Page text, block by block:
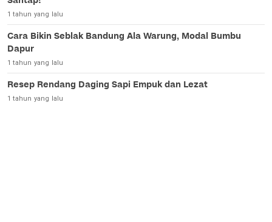
1 tahun yang lalu
Cara Bikin Seblak Bandung Ala Warung, Modal Bumbu
Dapur
1 tahun yang lalu
Resep Rendang Daging Sapi Empuk dan Lezat
1 tahun yang lalu